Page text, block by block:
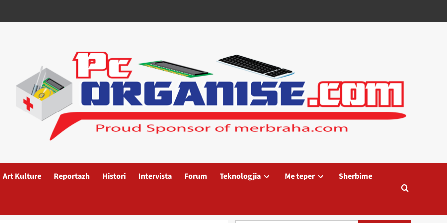
Art Kulture Reportazh Histori Intervista Forum Teknologjia Me teper Sherbime